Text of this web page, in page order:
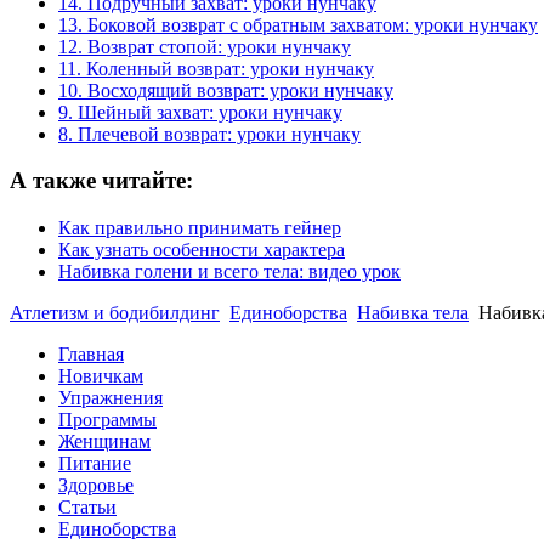
13. Боковой возврат с обратным захватом: уроки нунчаку
12. Возврат стопой: уроки нунчаку
11. Коленный возврат: уроки нунчаку
10. Восходящий возврат: уроки нунчаку
9. Шейный захват: уроки нунчаку
8. Плечевой возврат: уроки нунчаку
А также читайте:
Как правильно принимать гейнер
Как узнать особенности характера
Набивка голени и всего тела: видео урок
Атлетизм и бодибилдинг Единоборства Набивка тела
Главная
Новичкам
Упражнения
Программы
Женщинам
Питание
Здоровье
Статьи
Единоборства